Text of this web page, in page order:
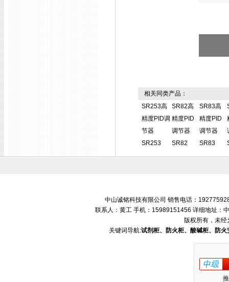
相关同类产品：
SR253高
精度PID调
节器
SR253
SR82高
精度PID
调节器
SR82
SR83高
精度PID
调节器
SR83
中山诚铭科技有限公司 销售电话：
联系人：黄工 手机：15989151456 详细地址：
版权所有，未经
关键词导航:试剂柜、防火柜、酸碱柜、防